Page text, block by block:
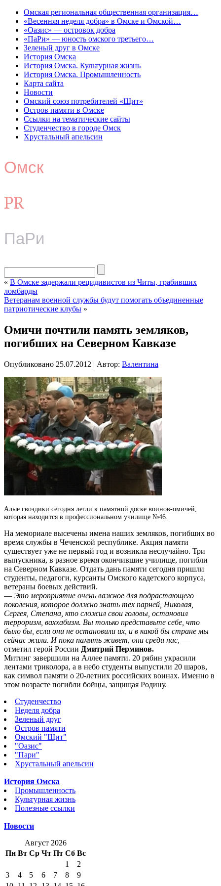
Омская региональная общественная организация…
«Весенняя неделя добра» в Омске и Омской…
«Оазис» — островок добра
«ПаРи» — юность омского третьего…
Зеленый друг в Омске
История Омска
История Омска. Культурная жизнь
История Омска. Промышленность
Карта сайта
Новости
Омский союз потребителей «Щит»
Остров памяти в Омске
Ссылки на тематические сайты
Студенчество в городе Омск
Хрустальный апельсин
Омск
PR
ПаРи
« В Омске задержали рецидивистов из Читы, грабивших
ломбарды
Ветеранам военной службы будут помогать объединенные
патриотические клубы »
Омичи почтили память земляков,
погибших на Северном Кавказе
Опубликовано 25.07.2012 | Автор: Валентина
Алые гвоздики сегодня легли к памятной доске воинов-омичей,
которая находится в профессиональном училище №46.
На мемориале высечены имена наших земляков, погибших во
время службы в Чеченской республике. Акция памяти
существует уже не первый год и возникла неслучайно. Три
выпускника, в разное время окончившие училище, погибли
на Северном Кавказе. Отдать дань памяти сегодня пришли
студенты, педагоги, курсанты Омского кадетского корпуса,
ветераны боевых действий.
— Это мероприятие очень важное для подрастающего
поколения, которое должно знать тех парней, Николая,
Сергея, Степана, кто сложил свои головы, остановил
терроризм, ваххабизм. Вы только представьте себе, что
было бы, если они не остановили их, и в какой бы стране мы
сейчас жили. И пока память живет, они среди нас, —
отметил герой России Дмитрий Перминов.
Митинг завершили на Аллее памяти. 20 рябин украсили
лентами триколора, а в небо студенты выпустили 20 шаров,
как символ памяти о 20-летних российских воинах. Именно в
этом возрасте погибли бойцы, защищая Родину.
Студенчество
Неделя добра
Зеленый друг
Остров памяти
Омский "Щит"
"Оазис"
"Пари"
Хрустальный апельсин
История Омска
Промышленность
Культурная жизнь
Полезные ссылки
Новости
Август 2026
Пн Вт Ср Чт Пт Сб Вс
1
2
3
4 5 6 7 8
9